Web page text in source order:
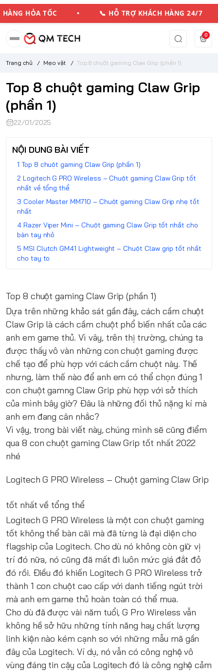
HỎA TỐC • 📞 HỖ TRỢ KHÁCH HÀNG
0
Trang chủ / Mẹo vặt / Top 8 chuột gaming Claw Grip (phần 1)
Top 8 chuột gaming Claw Grip
(phần 1)
22/01/2025
NỘI DUNG BÀI VIẾT
Top 8 chuột gaming Claw Grip (phần 1)
Logitech G PRO Wireless – Chuột gaming Claw Grip tốt
nhất về tổng thể
Cooler Master MM710 – Chuột gaming Claw Grip nhẹ tốt
nhất
Razer Viper Mini – Chuột gaming Claw Grip tốt nhất cho
bàn tay nhỏ
MSI Clutch GM41 Lightweight – Chuột Claw grip tốt nhất
cho tay to
Top 8 chuột gaming Claw Grip (phần 1)
Dựa trên những khảo sát gần đây, cách cầm chuột
Claw Grip là cách cầm chuột phổ biến nhất của các
anh em game thủ. Vì vây, trên thị trường, chúng ta
được thấy vô vàn những con chuột gaming được
chế tạo để phù hợp với cách cầm chuột này. Thế
nhưng, làm thế nào để anh em có thể chọn đúng 1
con chuột gamng Claw Grip phù hợp với sở thích
của mình bây giờ? Đâu là những đối thủ nặng kí mà
anh em đang cân nhắc?
Vì vậy, trong bài viết này, chúng mình sẽ cũng điểm
qua 8 con chuột gaming Claw Grip tốt nhất 2022
nhé
Logitech G PRO Wireless – Chuột gaming Claw Grip
tốt nhất về tổng thể
Logitech G PRO Wireless là một con chuột gaming
tốt không thể bàn cãi mà đã từng là đại diện cho
flagship của Logitech. Cho dù nó không còn giữ vị
trí đó nữa, nó cũng đã mất đi luôn mức giá đắt đỏ
đó rồi. Điều đó khiến Logitech G PRO Wireless trở
thành 1 con chuột cao cấp với danh tiếng ngút trời
mà anh em game thủ hoàn toàn có thể mua.
Cho dù đã được vài năm tuổi, G Pro Wireless vẫn
không hề sở hữu những tính năng hay chất lượng
linh kiện nào kém cạnh so với những mẫu mã gần
đây của Logitech. Ví dụ, nó vẫn có công nghệ vô
vùng đáng tin cậy của Logitech đó là công nghệ cảm